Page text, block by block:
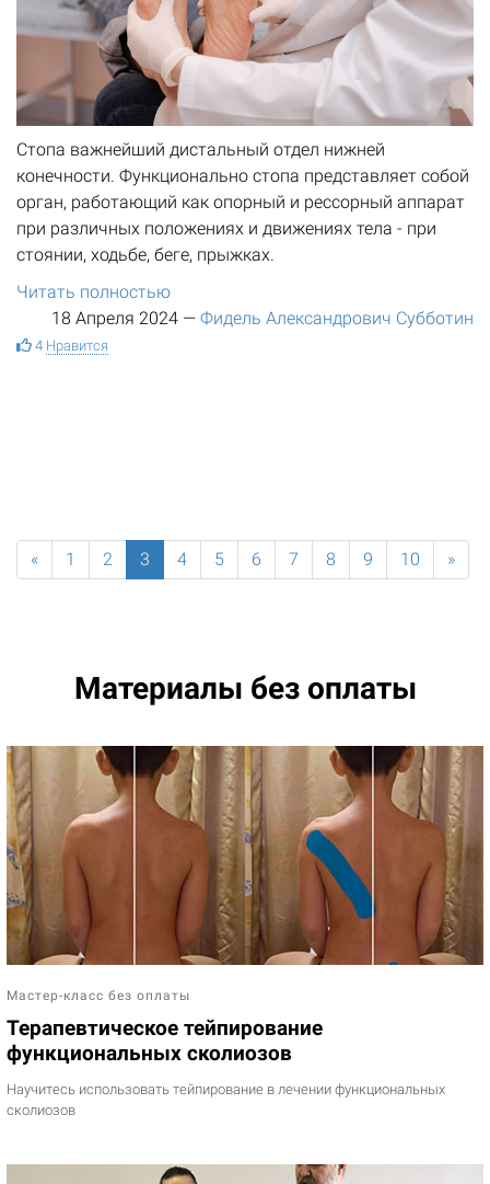
Стопа важнейший дистальный отдел нижней
конечности. Функционально стопа представляет собой
орган, работающий как опорный и рессорный аппарат
при различных положениях и движениях тела - при
стоянии, ходьбе, беге, прыжках.
Читать полностью
18 Апреля 2024 — Фидель Александрович Субботин
4 Нравится
« 1 2 3 4 5 6 7 8 9 10 »
Материалы без оплаты
Мастер-класс без оплаты
Терапевтическое тейпирование
функциональных сколиозов
Научитесь использовать тейпирование в лечении функциональных
сколиозов